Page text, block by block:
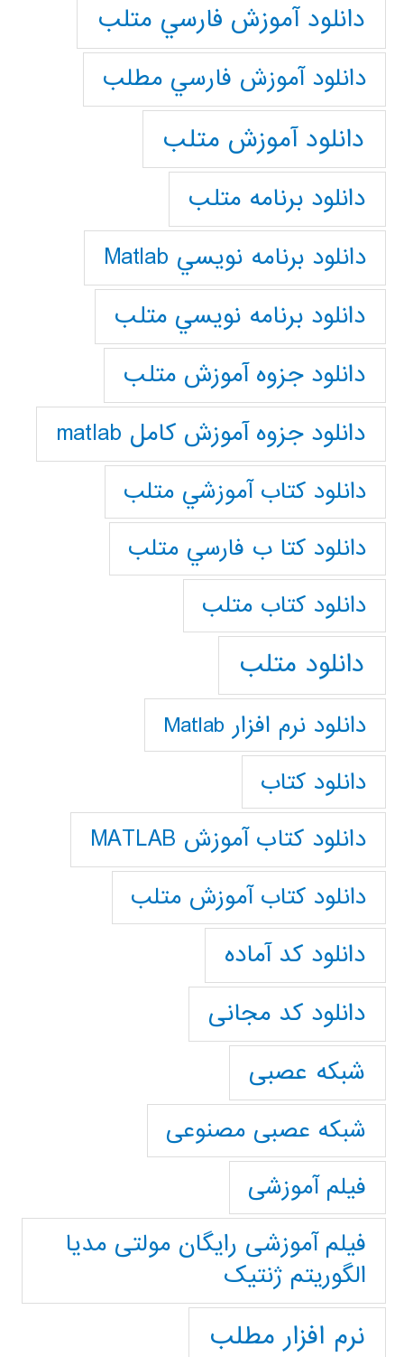
دانلود آموزش فارسي متلب
دانلود آموزش فارسي مطلب
دانلود آموزش متلب
دانلود برنامه متلب
دانلود برنامه نويسي Matlab
دانلود برنامه نويسي متلب
دانلود جزوه آموزش متلب
دانلود جزوه آموزش کامل matlab
دانلود كتاب آموزشي متلب
دانلود كتا ب فارسي متلب
دانلود كتاب متلب
دانلود متلب
دانلود نرم افزار Matlab
دانلود کتاب
دانلود کتاب آموزش MATLAB
دانلود کتاب آموزش متلب
دانلود کد آماده
دانلود کد مجانی
شبکه عصبی
شبکه عصبی مصنوعی
فیلم آموزشی
فیلم آموزشی رایگان مولتی مدیا
الگوریتم ژنتیک
نرم افزار مطلب